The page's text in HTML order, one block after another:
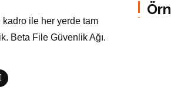
kadro ile her yerde tam
Beta File Güvenlik Ağı.